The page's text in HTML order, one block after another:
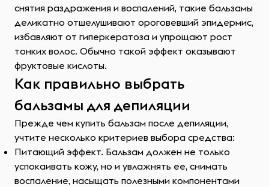
снятия раздражения и воспалений, такие бальзамы
деликатно отшелушивают ороговевший эпидермис,
избавляют от гиперкератоза и упрощают рост
тонких волос. Обычно такой эффект оказывают
фруктовые кислоты.
Как правильно выбрать
бальзамы для депиляции
Прежде чем купить бальзам после депиляции,
учтите несколько критериев выбора средства:
Питающий эффект. Бальзам должен не только
успокаивать кожу, но и увлажнять ее, снимать
воспаление, насыщать полезными компонентами